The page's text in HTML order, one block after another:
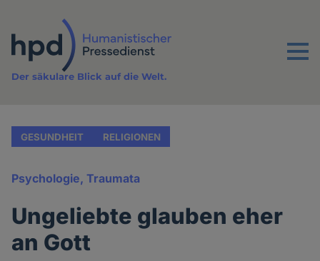
Inhalt
Menu
Der säkulare Blick auf die Welt.
GESUNDHEIT RELIGIONEN
Psychologie, Traumata
Ungeliebte glauben eher
an Gott